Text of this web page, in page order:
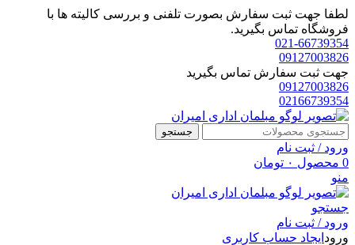
لطفا جهت ثبت سفارش بصورت تلفنی و بررسی کالیته ها با
فروشگاه تماس بگیرید.
021-66739354
09127003826
جهت ثبت سفارش تماس بگیرید
09127003826
02166739354
جستجو
ورود / ثبت نام
0 محصول ۰ تومان
منو
جستجو
ورود / ثبت نام
ورود ایجاد حساب کاربری